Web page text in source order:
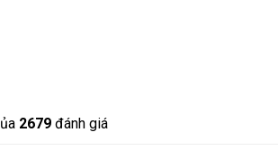
2679đánh giá